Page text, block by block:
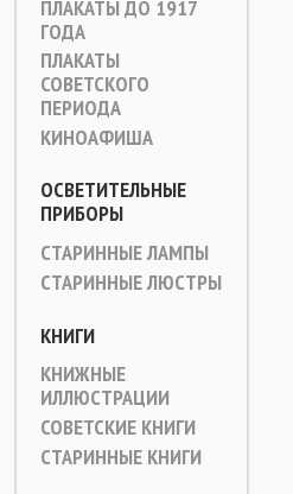
ПЛАКАТЫ ДО 1917
ГОДА
ПЛАКАТЫ
СОВЕТСКОГО
ПЕРИОДА
КИНОАФИША
ОСВЕТИТЕЛЬНЫЕ
ПРИБОРЫ
СТАРИННЫЕ ЛАМПЫ
СТАРИННЫЕ ЛЮСТРЫ
КНИГИ
КНИЖНЫЕ
ИЛЛЮСТРАЦИИ
СОВЕТСКИЕ КНИГИ
СТАРИННЫЕ КНИГИ